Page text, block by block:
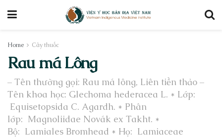
Home Cây thuốc
Rau má Lông
– Tên thường gọi: Rau má lông, Liên tiền thảo –
Tên khoa học: Glechoma hederacea L. * Lớp:
Equisetopsida C. Agardh. * Phân
lớp: Magnoliidae Novák ex Takht. *
Bộ: Lamiales Bromhead * Họ: Lamiaceae